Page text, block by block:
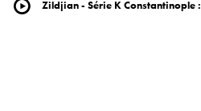
Zildjian - Série K Constantinople: